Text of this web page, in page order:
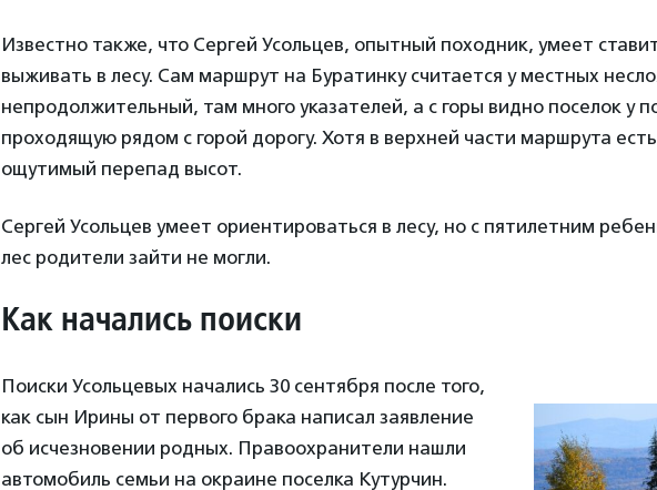
Известно также, что Сергей Усольцев, опытный походник, умеет
выживать в лесу. Сам маршрут на Буратинку считается у местных
непродолжительный, там много указателей, а с горы видно поселок у
проходящую рядом с горой дорогу. Хотя в верхней части маршрута
ощутимый перепад высот.
Сергей Усольцев умеет ориентироваться в лесу, но с пятилетним
лес родители зайти не могли.
Как начались поиски
Поиски Усольцевых начались 30 сентября после того,
как сын Ирины от первого брака написал заявление
об исчезновении родных. Правоохранители нашли
автомобиль семьи на окраине поселка Кутурчин.